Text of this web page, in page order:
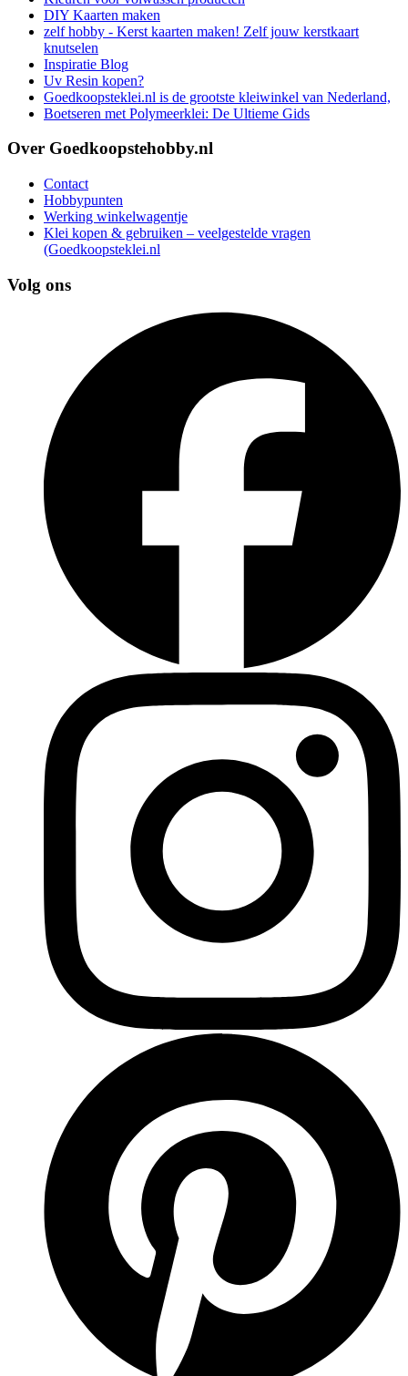
DIY Kaarten maken
zelf hobby - Kerst kaarten maken! Zelf jouw kerstkaart
knutselen
Inspiratie Blog
Uv Resin kopen?
Goedkoopsteklei.nl is de grootste kleiwinkel van Nederland,
Boetseren met Polymeerklei: De Ultieme Gids
Over Goedkoopstehobby.nl
Contact
Hobbypunten
Werking winkelwagentje
Klei kopen & gebruiken – veelgestelde vragen
(Goedkoopsteklei.nl
Volg ons